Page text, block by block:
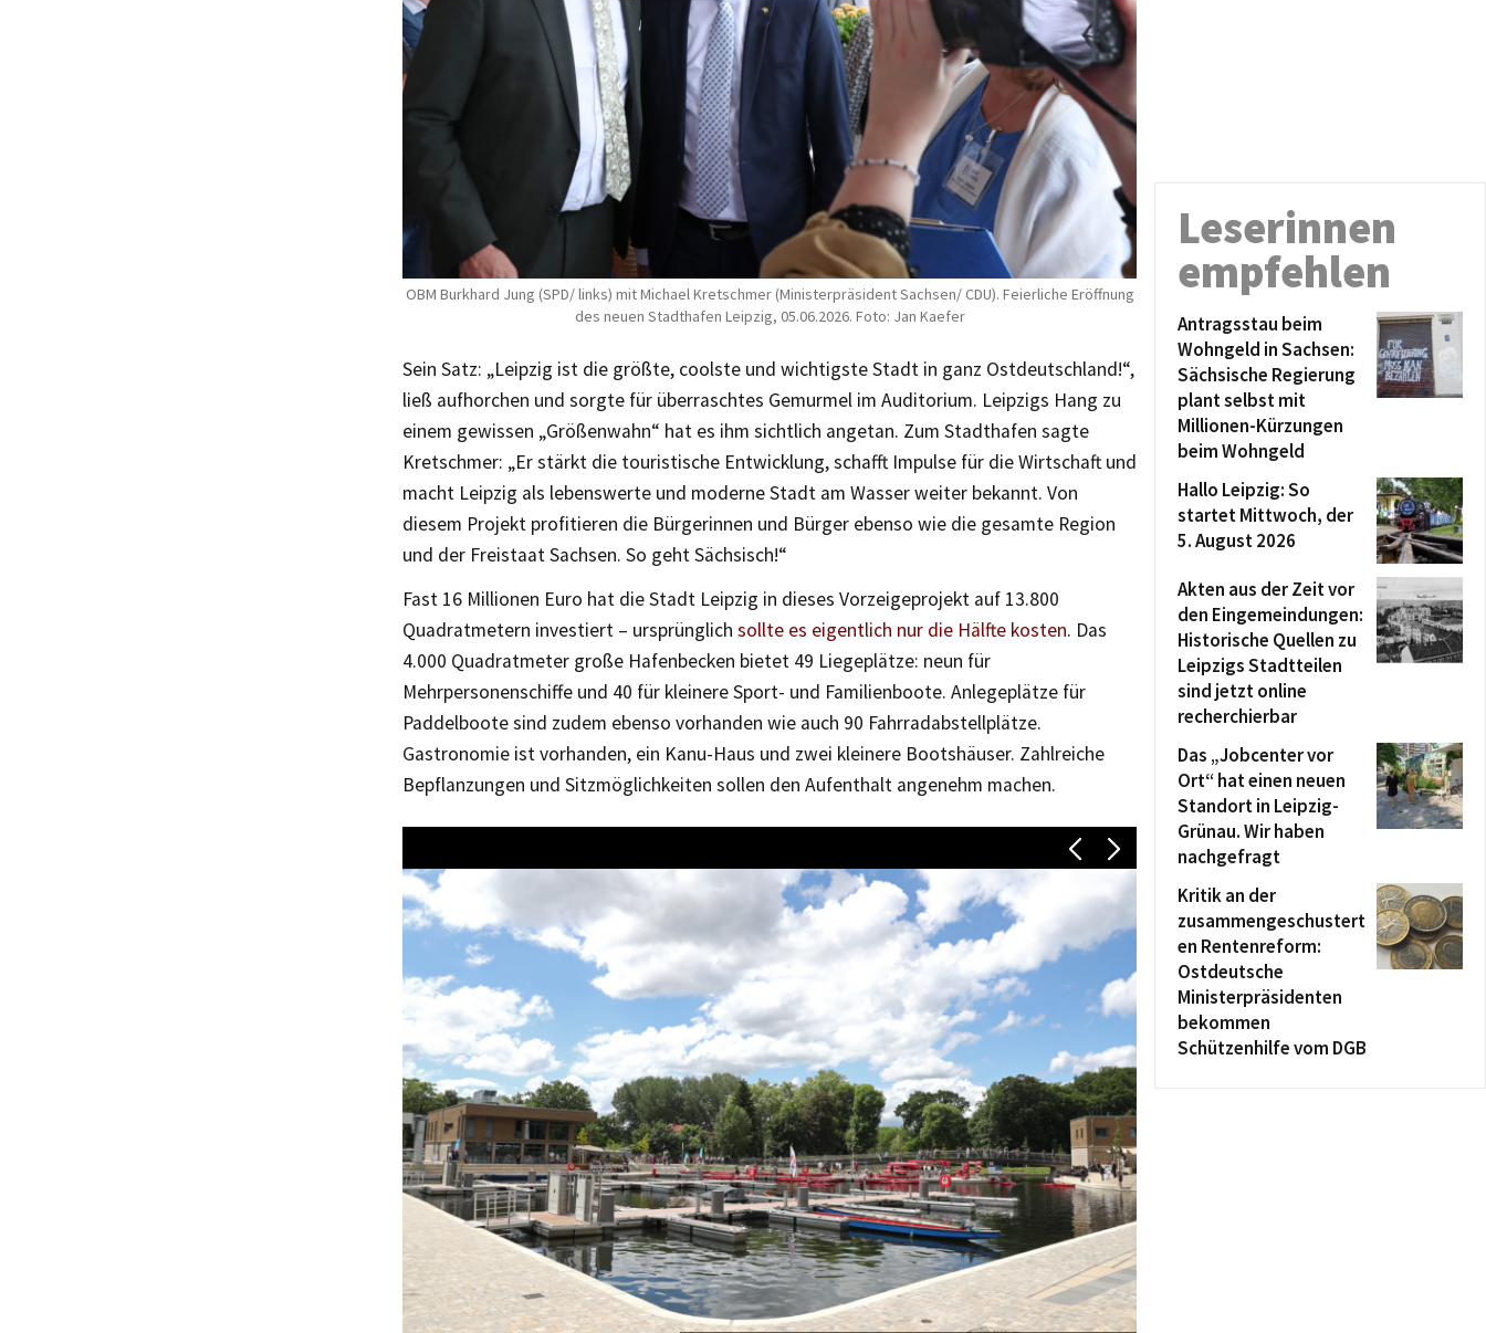
OBM Burkhard Jung (SPD/ links) mit Michael Kretschmer (Ministerpräsident Sachsen/ CDU). Feierliche Eröffnung
des neuen Stadthafen Leipzig, 05.06.2026. Foto: Jan Kaefer
Sein Satz: „Leipzig ist die größte, coolste und wichtigste Stadt in ganz Ostdeutschland!“,
ließ aufhorchen und sorgte für überraschtes Gemurmel im Auditorium. Leipzigs Hang zu
einem gewissen „Größenwahn“ hat es ihm sichtlich angetan. Zum Stadthafen sagte
Kretschmer: „Er stärkt die touristische Entwicklung, schafft Impulse für die Wirtschaft und
macht Leipzig als lebenswerte und moderne Stadt am Wasser weiter bekannt. Von
diesem Projekt profitieren die Bürgerinnen und Bürger ebenso wie die gesamte Region
und der Freistaat Sachsen. So geht Sächsisch!“
Fast 16 Millionen Euro hat die Stadt Leipzig in dieses Vorzeigeprojekt auf 13.800
Quadratmetern investiert – ursprünglich sollte es eigentlich nur die Hälfte kosten. Das
4.000 Quadratmeter große Hafenbecken bietet 49 Liegeplätze: neun für
Mehrpersonenschiffe und 40 für kleinere Sport- und Familienboote. Anlegeplätze für
Paddelboote sind zudem ebenso vorhanden wie auch 90 Fahrradabstellplätze.
Gastronomie ist vorhanden, ein Kanu-Haus und zwei kleinere Bootshäuser. Zahlreiche
Bepflanzungen und Sitzmöglichkeiten sollen den Aufenthalt angenehm machen.
Leserinnen
empfehlen
Antragsstau beim
Wohngeld in Sachsen:
Sächsische Regierung
plant selbst mit
Millionen-Kürzungen
beim Wohngeld
Hallo Leipzig: So
startet Mittwoch, der
5. August 2026
Akten aus der Zeit vor
den Eingemeindungen:
Historische Quellen zu
Leipzigs Stadtteilen
sind jetzt online
recherchierbar
Das „Jobcenter vor
Ort“ hat einen neuen
Standort in Leipzig-
Grünau. Wir haben
nachgefragt
Kritik an der
zusammengeschustert
en Rentenreform:
Ostdeutsche
Ministerpräsidenten
bekommen
Schützenhilfe vom DGB